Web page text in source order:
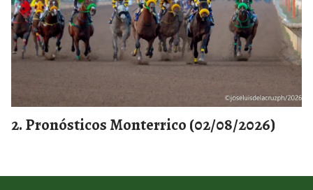
Pronósticos Monterrico (02/08/2026)